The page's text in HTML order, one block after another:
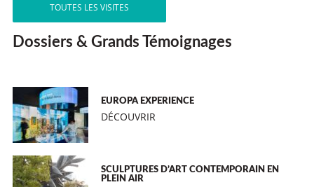
TOUTES LES VISITES
Dossiers & Grands Témoignages
EUROPA EXPERIENCE
DÉCOUVRIR
SCULPTURES D’ART CONTEMPORAIN EN
PLEIN AIR